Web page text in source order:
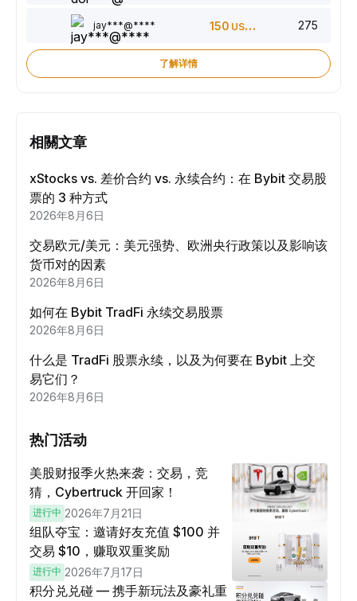
jay***@**** 150 USDT 275
了解详情
相關文章
xStocks vs. 差价合约 vs. 永续合约：在 Bybit 交易股
票的 3 种方式
2026年8月6日
交易欧元/美元：美元强势、欧洲央行政策以及影响该
货币对的因素
2026年8月6日
如何在 Bybit TradFi 永续交易股票
2026年8月6日
什么是 TradFi 股票永续，以及为何要在 Bybit 上交
易它们？
2026年8月6日
热门活动
美股财报季火热来袭：交易，竞
猜，Cybertruck 开回家！
进行中 2026年7月21日
组队夺宝：邀请好友充值 $100 并
交易 $10，赚取双重奖励
进行中 2026年7月17日
积分兑兑碰 — 携手新玩法及豪礼重